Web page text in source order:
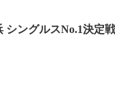
シングルスNo.1決